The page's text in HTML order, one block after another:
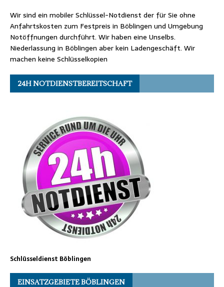
Wir sind ein mobiler Schlüssel-Notdienst der für Sie ohne
Anfahrtskosten zum Festpreis in Böblingen und Umgebung
Notöffnungen durchführt. Wir haben eine Unselbs.
Niederlassung in Böblingen aber kein Ladengeschäft. Wir
machen keine Schlüsselkopien
24H NOTDIENSTBEREITSCHAFT
Schlüsseldienst Böblingen
EINSATZGEBIETE BÖBLINGEN